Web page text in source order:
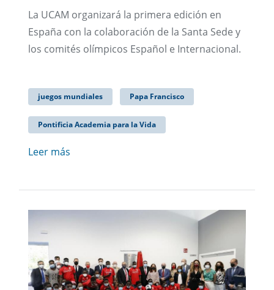
La UCAM organizará la primera edición en
España con la colaboración de la Santa Sede y
los comités olímpicos Español e Internacional.
juegos mundiales Papa Francisco
Pontificia Academia para la Vida
Leer más